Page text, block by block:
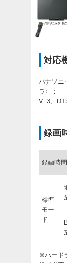
対応
パナソニ
ラ〉：
VT3、
録画
録画時間
標準
モー
ド
※ハード